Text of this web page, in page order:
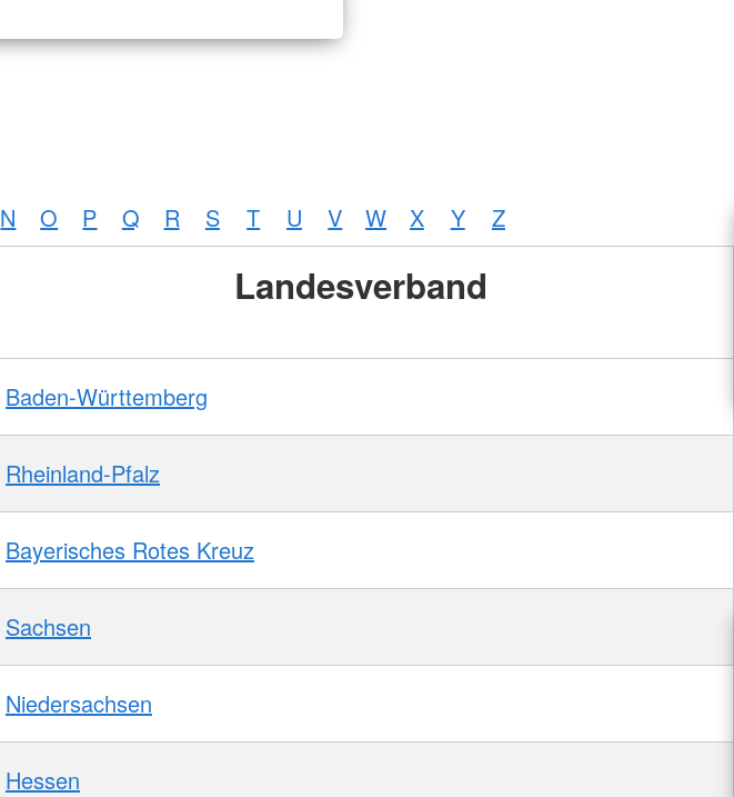
N O P Q R S T U V W X Y Z
Landesverband
Baden-Württemberg
Rheinland-Pfalz
Bayerisches Rotes Kreuz
Sachsen
Niedersachsen
Hessen